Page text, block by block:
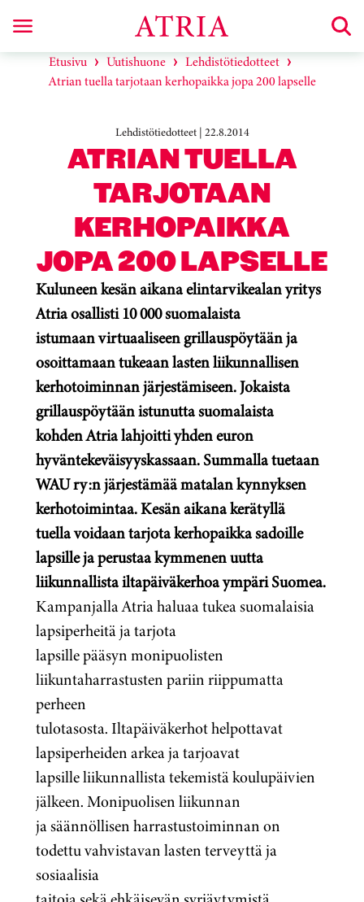
Etusivu Uutishuone
Lehdistötiedotteet
Atrian tuella tarjotaan kerhopaikka jopa 200 lapselle
Lehdistötiedotteet | 22.8.2014
ATRIAN TUELLA
TARJOTAAN
KERHOPAIKKA
JOPA 200 LAPSELLE
Kuluneen kesän aikana elintarvikealan yritys
Atria osallisti 10 000 suomalaista
istumaan virtuaaliseen grillauspöytään ja
osoittamaan tukeaan lasten liikunnallisen
kerhotoiminnan järjestämiseen. Jokaista
grillauspöytään istunutta suomalaista
kohden Atria lahjoitti yhden euron
hyväntekeväisyyskassaan. Summalla tuetaan
WAU ry:n järjestämää matalan kynnyksen
kerhotoimintaa. Kesän aikana kerätyllä
tuella voidaan tarjota kerhopaikka sadoille
lapsille ja perustaa kymmenen uutta
liikunnallista iltapäiväkerhoa ympäri Suomea.
Kampanjalla Atria haluaa tukea suomalaisia
lapsiperheitä ja tarjota
lapsille pääsyn monipuolisten
liikuntaharrastusten pariin riippumatta
perheen
tulotasosta. Iltapäiväkerhot helpottavat
lapsiperheiden arkea ja tarjoavat
lapsille liikunnallista tekemistä koulupäivien
jälkeen. Monipuolisen liikunnan
ja säännöllisen harrastustoiminnan on
todettu vahvistavan lasten terveyttä ja
sosiaalisia